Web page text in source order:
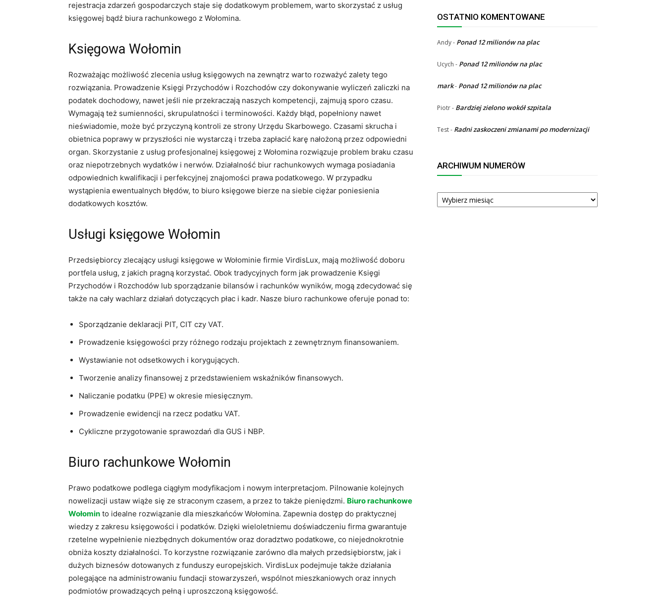
rejestracja zdarzeń gospodarczych staje się dodatkowym problemem, warto skorzystać z usług
księgowej bądź biura rachunkowego z Wołomina.
Księgowa Wołomin
Rozważając możliwość zlecenia usług księgowych na zewnątrz warto rozważyć zalety tego
rozwiązania. Prowadzenie Księgi Przychodów i Rozchodów czy dokonywanie wyliczeń zaliczki na
podatek dochodowy, nawet jeśli nie przekraczają naszych kompetencji, zajmują sporo czasu.
Wymagają też sumienności, skrupulatności i terminowości. Każdy błąd, popełniony nawet
nieświadomie, może być przyczyną kontroli ze strony Urzędu Skarbowego. Czasami skrucha i
obietnica poprawy w przyszłości nie wystarczą i trzeba zapłacić karę nałożoną przez odpowiedni
organ. Skorzystanie z usług profesjonalnej księgowej z Wołomina rozwiązuje problem braku czasu
oraz niepotrzebnych wydatków i nerwów. Działalność biur rachunkowych wymaga posiadania
odpowiednich kwalifikacji i perfekcyjnej znajomości prawa podatkowego. W przypadku
wystąpienia ewentualnych błędów, to biuro księgowe bierze na siebie ciężar poniesienia
dodatkowych kosztów.
Usługi księgowe Wołomin
Przedsiębiorcy zlecający usługi księgowe w Wołominie firmie VirdisLux, mają możliwość doboru
portfela usług, z jakich pragną korzystać. Obok tradycyjnych form jak prowadzenie Księgi
Przychodów i Rozchodów lub sporządzanie bilansów i rachunków wyników, mogą zdecydować się
także na cały wachlarz działań dotyczących płac i kadr. Nasze biuro rachunkowe oferuje ponad to:
Sporządzanie deklaracji PIT, CIT czy VAT.
Prowadzenie księgowości przy różnego rodzaju projektach z zewnętrznym finansowaniem.
Wystawianie not odsetkowych i korygujących.
Tworzenie analizy finansowej z przedstawieniem wskaźników finansowych.
Naliczanie podatku (PPE) w okresie miesięcznym.
Prowadzenie ewidencji na rzecz podatku VAT.
Cykliczne przygotowanie sprawozdań dla GUS i NBP.
Biuro rachunkowe Wołomin
Prawo podatkowe podlega ciągłym modyfikacjom i nowym interpretacjom. Pilnowanie kolejnych
nowelizacji ustaw wiąże się ze straconym czasem, a przez to także pieniędzmi. Biuro rachunkowe
Wołomin to idealne rozwiązanie dla mieszkańców Wołomina. Zapewnia dostęp do praktycznej
wiedzy z zakresu księgowości i podatków. Dzięki wieloletniemu doświadczeniu firma gwarantuje
rzetelne wypełnienie niezbędnych dokumentów oraz doradztwo podatkowe, co niejednokrotnie
obniża koszty działalności. To korzystne rozwiązanie zarówno dla małych przedsiębiorstw, jak i
dużych biznesów dotowanych z funduszy europejskich. VirdisLux podejmuje także działania
polegające na administrowaniu fundacji stowarzyszeń, wspólnot mieszkaniowych oraz innych
podmiotów prowadzących pełną i uproszczoną księgowość.
OSTATNIO KOMENTOWANE
Andy- Ponad 12 milionów na plac
Ucych - Ponad 12 milionów na plac
mark- Ponad 12 milionów na plac
Piotr- Bardziej zielono wokół szpitala
Test- Radni zaskoczeni zmianami po modernizacji
ARCHIWUM NUMERÓW
ARCHIWUM
NUMERÓW